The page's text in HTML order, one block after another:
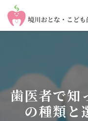
歯医者で知
の種類と